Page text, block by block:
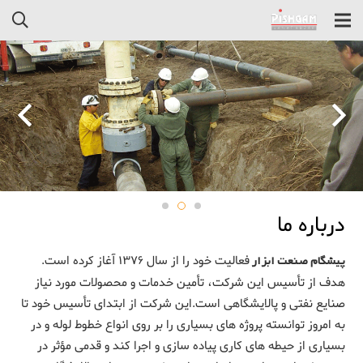
درباره ما
پیشگام صنعت ابزار
فعالیت خود را از سال ۱۳۷۶ آغاز کرده است.
هدف از تأسیس این شرکت، تأمین خدمات و محصولات مورد نیاز
صنایع نفتی و پالایشگاهی است.این شرکت از ابتدای تأسیس خود تا
به امروز توانسته پروژه های بسیاری را بر روی انواع خطوط لوله و در
بسیاری از حیطه های کاری پیاده سازی و اجرا کند و قدمی مؤثر در